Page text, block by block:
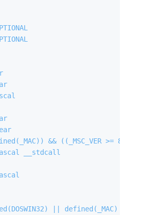
&& ((_MSC_VER >= 800) ||
__stdcall
|| defined(_MAC)